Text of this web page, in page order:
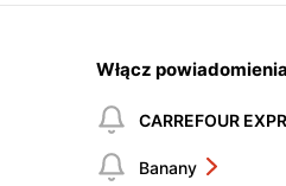
Włącz
CARREFOUR
Banany